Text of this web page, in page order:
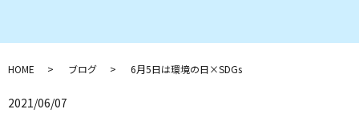
HOME ブログ 6月5日は環境の日×SDGs
2021/06/07